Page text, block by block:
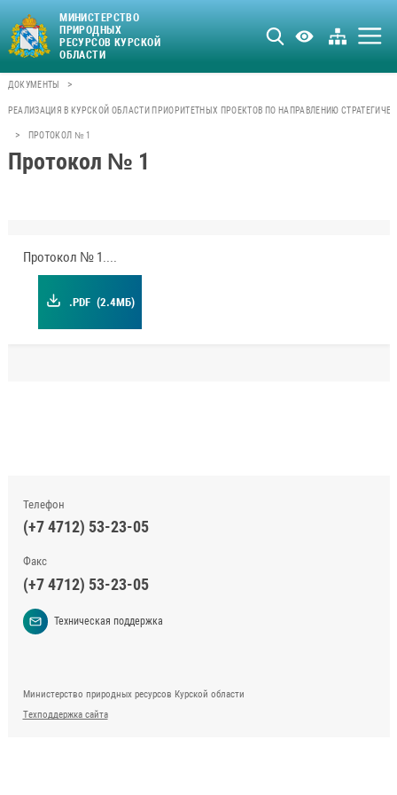
МИНИСТЕРСТВО
ПРИРОДНЫХ
РЕСУРСОВ КУРСКОЙ
ОБЛАСТИ
ДОКУМЕНТЫ >
РЕАЛИЗАЦИЯ В КУРСКОЙ ОБЛАСТИ ПРИОРИТЕТНЫХ ПРОЕКТОВ ПО НАПРАВЛЕНИЮ
> ПРОТОКОЛ № 1
Протокол № 1
Протокол № 1.pdf
.PDF (2.4МБ)
Телефон
(+7 4712) 53-23-05
Факс
(+7 4712) 53-23-05
Техническая поддержка
Министерство природных ресурсов Курской области
Техподдержка сайта